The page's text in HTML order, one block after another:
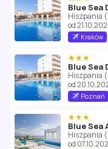
Blue Sea
Hiszpania
od
Kraków
★★★
Blue Sea
Hiszpania
od
Poznań
★★★
Hiszpania
od